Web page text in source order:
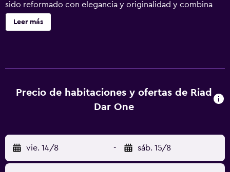
sido reformado con elegancia y originalidad y combina
armoniosamente el encanto de los antiguos riads y el
confort moderno. El riad ofrece cómodas habitaciones
Leer más
Precio de habitaciones y ofertas de Riad
Dar One
vie. 14/8 - sáb. 15/8